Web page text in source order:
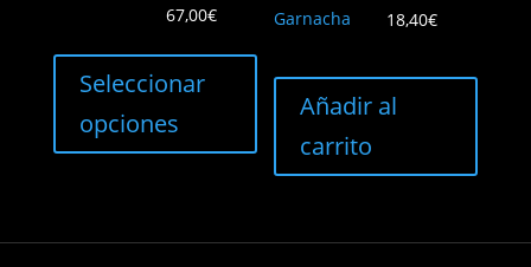
67,00€Rango
precios:
Seleccionar
opciones
producto
múltiples
variantes.
18,40€
Añadir al
carrito